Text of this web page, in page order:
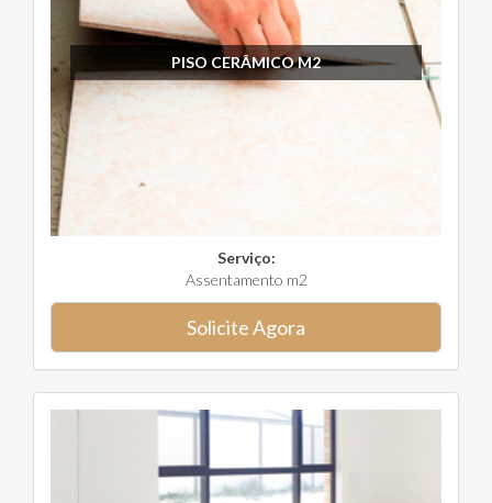
PISO CERÂMICO M2
Serviço:
Assentamento m2
Solicite Agora